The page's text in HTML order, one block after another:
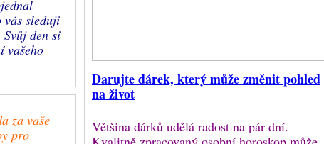
vás sleduji
den si
vašeho
za vaše
pro
Darujte dárek, který může změnit pohled
na život
Většina dárků udělá radost na pár dní.